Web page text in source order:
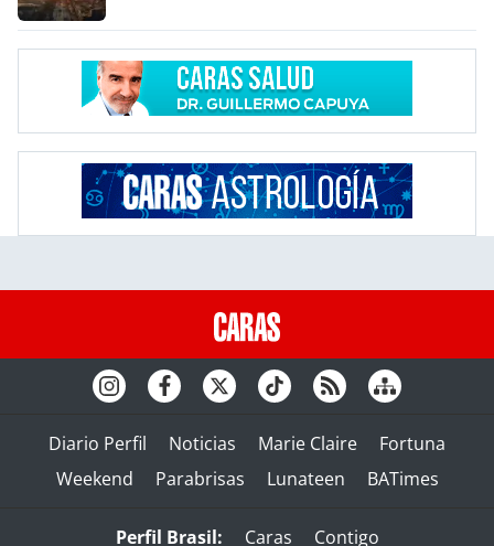
Diario Perfil Noticias Marie Claire
Fortuna
Weekend
Parabrisas Lunateen BATimes
Perfil Brasil: Caras Contigo